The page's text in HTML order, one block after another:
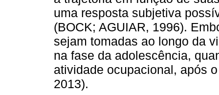
uma resposta subjetiva
(BOCK; AGUIAR, 1996).
sejam tomadas ao longo da
na fase da adolescência,
atividade ocupacional, após
2013).